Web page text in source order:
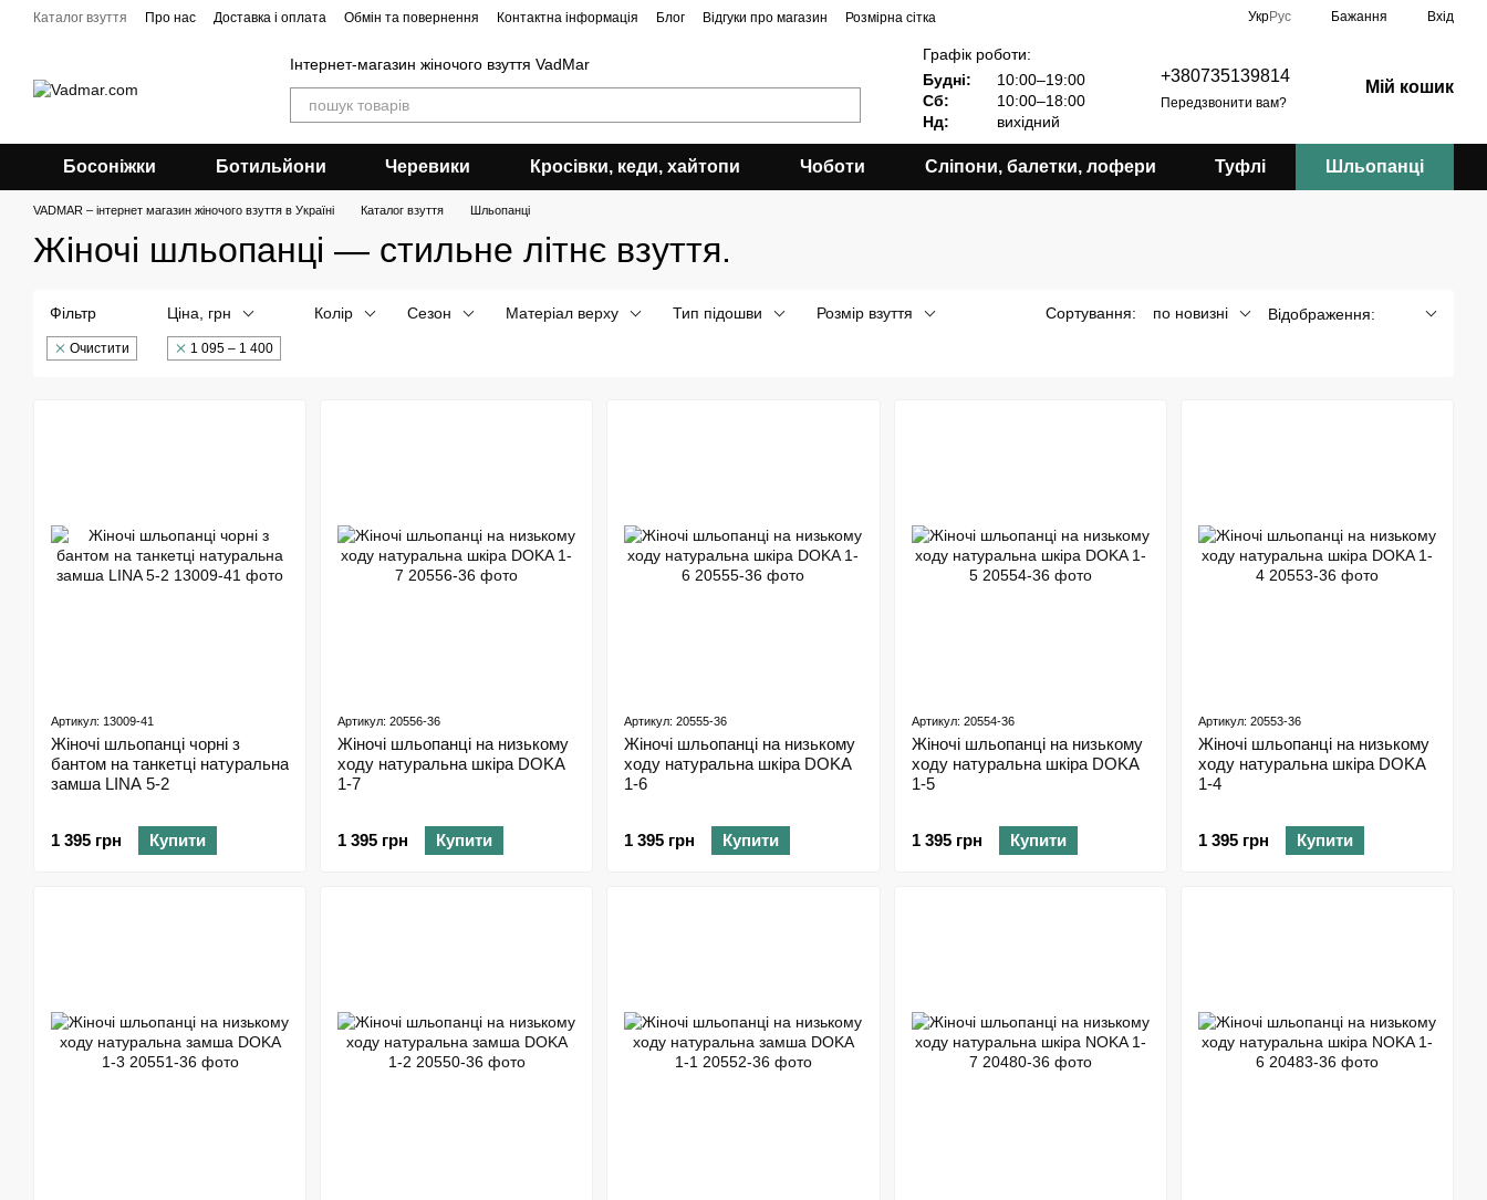
Перейти до основного контенту
Каталог взуття Про нас Доставка і оплата Обмін та повернення Контактна інформація Блог Відгуки про магазин Розмірна сітка УкрРус Бажання Вхід
Інтернет-магазин жіночого взуття VadMar
Графік роботи:
Будні:
10:00–19:00
Сб:
10:00–18:00
Нд:
вихідний
+380735139814
Передзвонити вам?
Мій кошик
Босоніжки Ботильйони Черевики Кросівки, кеди, хайтопи Чоботи Сліпони, балетки, лофери Туфлі Шльопанці
VADMAR – інтернет магазин жіночого взуття в Україні Каталог взуття Шльопанці
Жіночі шльопанці — стильне літнє взуття.
Фільтр
Очистити
Ціна, грн
1 095 – 1 400
Колір Сезон Матеріал верху Тип підошви Розмір взуття Сортування: по новизні Відображення:
Артикул: 13009-41
Жіночі шльопанці чорні з
бантом на танкетці натуральна
замша LINA 5-2
1 395 грн Купити
Артикул: 20556-36
Жіночі шльопанці на низькому
ходу натуральна шкіра DOKA
1-7
1 395 грн Купити
Артикул: 20555-36
Жіночі шльопанці на низькому
ходу натуральна шкіра DOKA
1-6
1 395 грн Купити
Артикул: 20554-36
Жіночі шльопанці на низькому
ходу натуральна шкіра DOKA
1-5
1 395 грн Купити
Артикул: 20553-36
Жіночі шльопанці на низькому
ходу натуральна шкіра DOKA
1-4
1 395 грн Купити